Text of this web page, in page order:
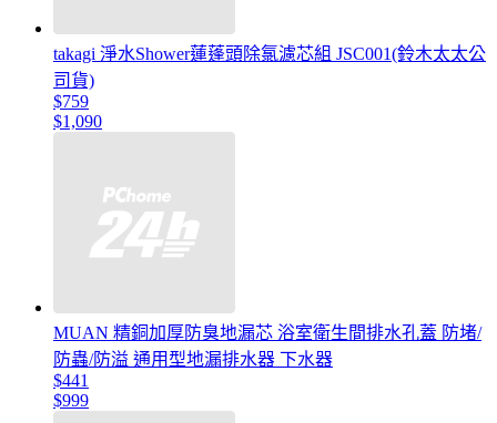
takagi 淨水Shower蓮蓬頭除氯濾芯組 JSC001(鈴木太太公
司貨)
$759
$1,090
MUAN 精銅加厚防臭地漏芯 浴室衛生間排水孔蓋 防堵/
防蟲/防溢 通用型地漏排水器 下水器
$441
$999